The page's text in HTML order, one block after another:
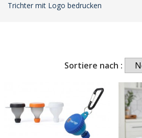
Trichter mit Logo bedrucken
Sortiere nach :